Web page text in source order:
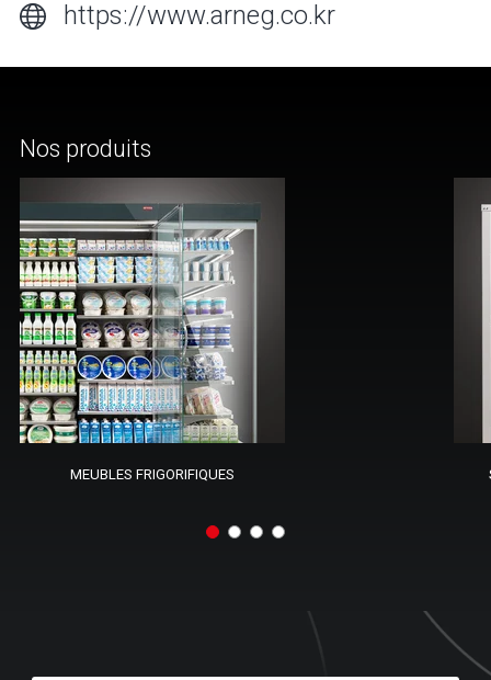
https://www.arneg.co.kr
Nos produits
MEUBLES FRIGORIFIQUES